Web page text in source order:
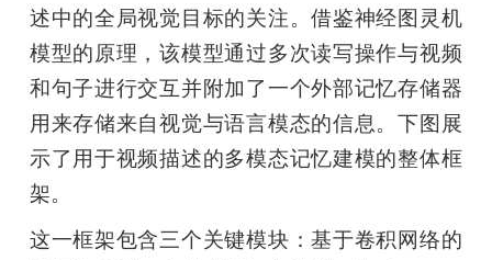
述中的全局视觉目标的关注。借鉴神经图灵机
模型的原理，该模型通过多次读写操作与视频
和句子进行交互并附加了一个外部记忆存储器
用来存储来自视觉与语言模态的信息。下图展
示了用于视频描述的多模态记忆建模的整体框
架。
这一框架包含三个关键模块：基于卷积网络的